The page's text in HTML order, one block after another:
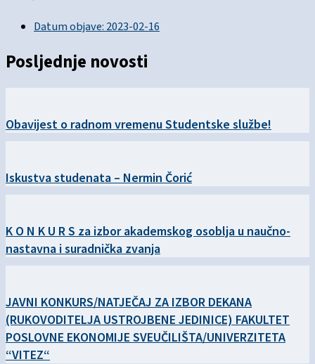
Datum objave:2023-02-16
Posljednje novosti
Obavijest o radnom vremenu Studentske službe!
Iskustva studenata – Nermin Čorić
K O N K U R S za izbor akademskog osoblja u naučno-
nastavna i suradnička zvanja
JAVNI KONKURS/NATJEČAJ ZA IZBOR DEKANA
(RUKOVODITELJA USTROJBENE JEDINICE) FAKULTET
POSLOVNE EKONOMIJE SVEUČILIŠTA/UNIVERZITETA
“VITEZ“